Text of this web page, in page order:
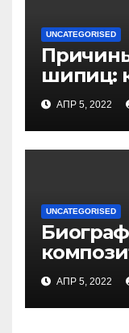
UNCATEGORISED
шипиц:
АПР 5, 2022
UNCATEGORISED
АПР 5, 2022